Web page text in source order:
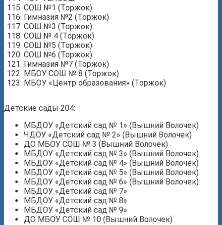
СОШ №1 (Торжок)
Гимназия №2 (Торжок)
СОШ №3 (Торжок)
СОШ № 4 (Торжок)
СОШ №5 (Торжок)
СОШ №6 (Торжок)
Гимназия №7 (Торжок)
МБОУ СОШ № 8 (Торжок)
МБОУ «Центр образования» (Торжок)
Детские сады 204:
МБДОУ «Детский сад № 1» (Вышний Волочек)
ЧДОУ «Детский сад № 2» (Вышний Волочек)
ДО МБОУ СОШ № 3 (Вышний Волочек)
МБДОУ «Детский сад № 3» (Вышний Волочек)
МБДОУ «Детский сад № 4» (Вышний Волочек)
МБДОУ «Детский сад № 5» (Вышний Волочек)
МБДОУ «Детский сад № 6» (Вышний Волочек)
МБДОУ «Детский сад № 7»
МБДОУ «Детский сад № 8»
МБДОУ «Детский сад № 9»
ДО МБОУ СОШ № 10 (Вышний Волочек)